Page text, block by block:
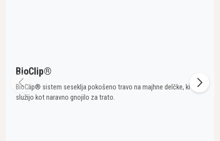
BioClip®
BioClip® sistem seseklja pokošeno travo na majhne delčke, ki
služijo kot naravno gnojilo za trato.